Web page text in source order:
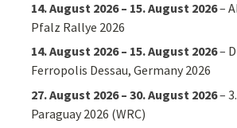
14. August 2026– 15. August 2026–
Pfalz Rallye 2026
14. August 2026– 15. August 2026–
Ferropolis Dessau, Germany 2026
27. August 2026– 30. August 2026–
Paraguay 2026 (WRC)